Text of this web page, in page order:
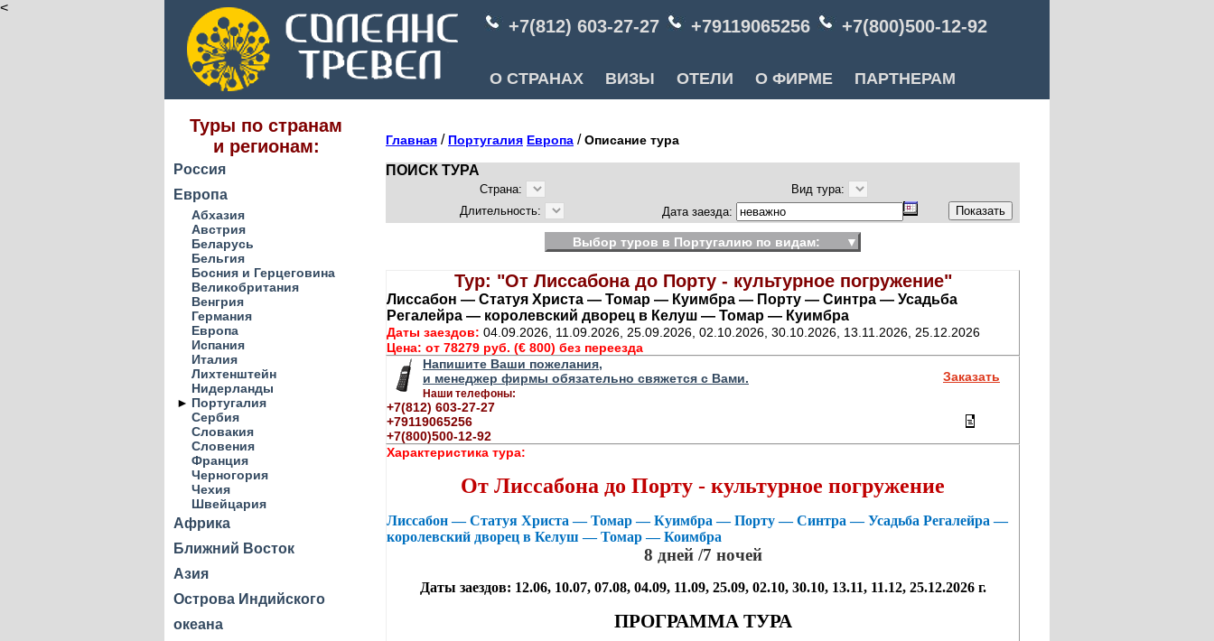
<
+7(812) 603-27-27 +79119065256 +7(800)500-12-92
О СТРАНАХ ВИЗЫ ОТЕЛИ О ФИРМЕ ПАРТНЕРАМ
Туры по странам
и регионам:
Россия
Европа
Абхазия
Австрия
Беларусь
Бельгия
Босния и Герцеговина
Великобритания
Венгрия
Германия
Европа
Испания
Италия
Лихтенштейн
Нидерланды
► Португалия
Сербия
Словакия
Словения
Франция
Черногория
Чехия
Швейцария
Африка
Ближний Восток
Азия
Острова Индийского
океана
Главная / Португалия Европа /Описание тура
ПОИСК ТУРА
Страна:
Вид тура:
Длительность:
Дата заезда:
Выбор туров в Португалию по видам: ▼
Тур: "От Лиссабона до Порту - культурное погружение"
Лиссабон — Статуя Христа — Томар — Куимбра — Порту — Синтра — Усадьба
Регалейра — королевский дворец в Келуш — Томар — Куимбра
Даты заездов: 04.09.2026, 11.09.2026, 25.09.2026, 02.10.2026, 30.10.2026, 13.11.2026, 25.12.2026
Цена: от 78279 руб. (€ 800) без переезда
Напишите Ваши пожелания,
и менеджер фирмы обязательно свяжется с Вами.
Наши телефоны:
+7(812) 603-27-27
+79119065256
+7(800)500-12-92
Заказать
Характеристика тура:
От Лиссабона до Порту - культурное погружение
Лиссабон — Статуя Христа — Томар — Куимбра — Порту — Синтра — Усадьба Регалейра —
королевский дворец в Келуш — Томар — Коимбра
8 дней /7 ночей
Даты заездов: 12.06, 10.07, 07.08, 04.09, 11.09, 25.09, 02.10, 30.10, 13.11, 11.12, 25.12.2026 г.
ПРОГРАММА ТУРА